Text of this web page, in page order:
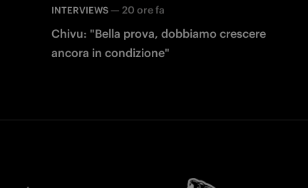
INTERVIEWS — 20 ore fa
Chivu: "Bella prova, dobbiamo crescere
ancora in condizione"